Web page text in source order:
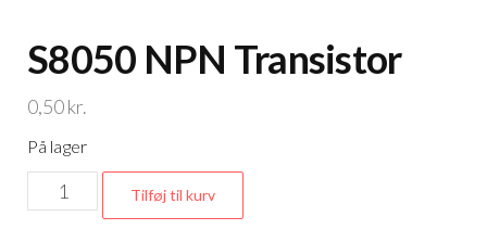
S8050 NPN Transistor
0,50kr.
På lager
S8050
NPN
Tilføj til kurv